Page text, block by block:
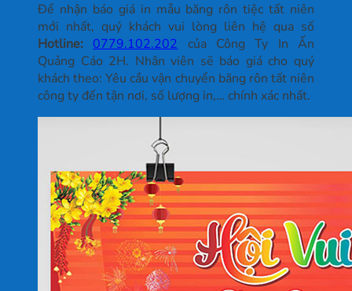
Để nhận báo giá in mẫu băng rôn tiệc tất niên
mới nhất, quý khách vui lòng liên hệ qua số
Hotline: 0779.102.202của Công Ty In Ấn
Quảng Cáo 2H. Nhân viên sẽ báo giá cho quý
khách theo: Yêu cầu vận chuyển băng rôn tất niên
công ty đến tận nơi, số lượng in,… chính xác nhất.